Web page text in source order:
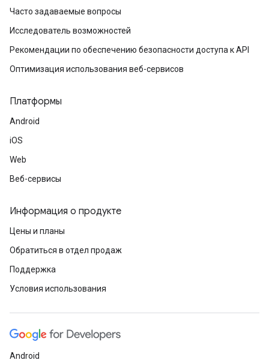
Часто задаваемые вопросы
Исследователь возможностей
Рекомендации по обеспечению безопасности доступа к API
Оптимизация использования веб-сервисов
Платформы
Android
iOS
Web
Веб-сервисы
Информация о продукте
Цены и планы
Обратиться в отдел продаж
Поддержка
Условия использования
Android